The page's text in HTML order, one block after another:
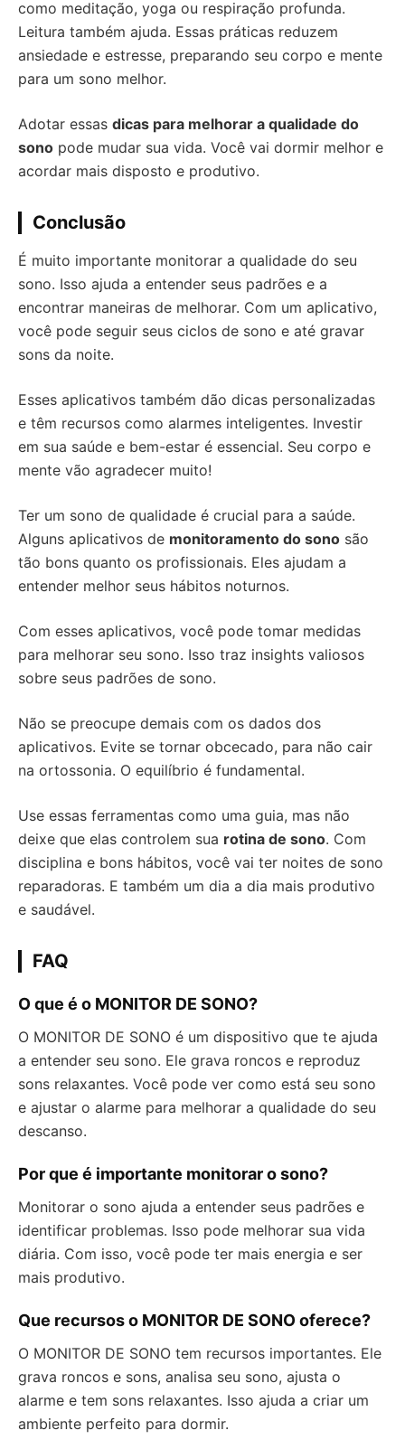
como meditação, yoga ou respiração profunda.
Leitura também ajuda. Essas práticas reduzem
ansiedade e estresse, preparando seu corpo e mente
para um sono melhor.
Adotar essas dicas para melhorar a qualidade do
sono pode mudar sua vida. Você vai dormir melhor e
acordar mais disposto e produtivo.
Conclusão
É muito importante monitorar a qualidade do seu
sono. Isso ajuda a entender seus padrões e a
encontrar maneiras de melhorar. Com um aplicativo,
você pode seguir seus ciclos de sono e até gravar
sons da noite.
Esses aplicativos também dão dicas personalizadas
e têm recursos como alarmes inteligentes. Investir
em sua saúde e bem-estar é essencial. Seu corpo e
mente vão agradecer muito!
Ter um sono de qualidade é crucial para a saúde.
Alguns aplicativos de monitoramento do sono são
tão bons quanto os profissionais. Eles ajudam a
entender melhor seus hábitos noturnos.
Com esses aplicativos, você pode tomar medidas
para melhorar seu sono. Isso traz insights valiosos
sobre seus padrões de sono.
Não se preocupe demais com os dados dos
aplicativos. Evite se tornar obcecado, para não cair
na ortossonia. O equilíbrio é fundamental.
Use essas ferramentas como uma guia, mas não
deixe que elas controlem sua rotina de sono. Com
disciplina e bons hábitos, você vai ter noites de sono
reparadoras. E também um dia a dia mais produtivo
e saudável.
FAQ
O que é o MONITOR DE SONO?
O MONITOR DE SONO é um dispositivo que te ajuda
a entender seu sono. Ele grava roncos e reproduz
sons relaxantes. Você pode ver como está seu sono
e ajustar o alarme para melhorar a qualidade do seu
descanso.
Por que é importante monitorar o sono?
Monitorar o sono ajuda a entender seus padrões e
identificar problemas. Isso pode melhorar sua vida
diária. Com isso, você pode ter mais energia e ser
mais produtivo.
Que recursos o MONITOR DE SONO oferece?
O MONITOR DE SONO tem recursos importantes. Ele
grava roncos e sons, analisa seu sono, ajusta o
alarme e tem sons relaxantes. Isso ajuda a criar um
ambiente perfeito para dormir.